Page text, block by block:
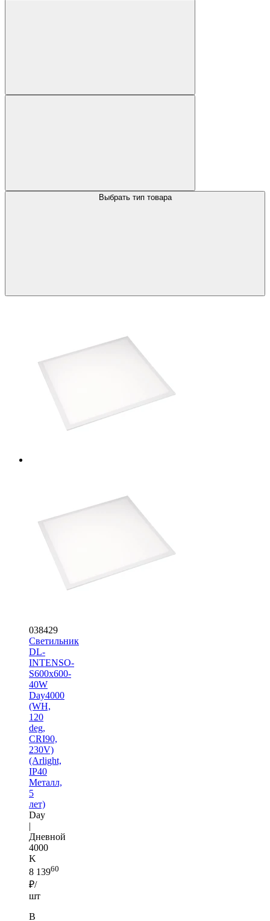
Выбрать тип товара
038429
Светильник
DL-
INTENSO-
S600x600-
40W
Day4000
(WH,
120
deg,
CRI90,
230V)
(Arlight,
IP40
Металл,
5
лет)
Day
|
Дневной
4000
K
8 13960
₽/
шт
В